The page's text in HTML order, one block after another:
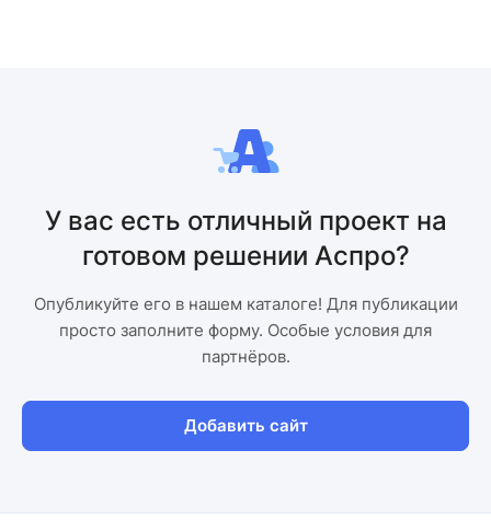
У вас есть отличный проект на
готовом решении Аспро?
Опубликуйте его в нашем каталоге! Для публикации
просто заполните форму. Особые условия для
партнёров.
Добавить сайт